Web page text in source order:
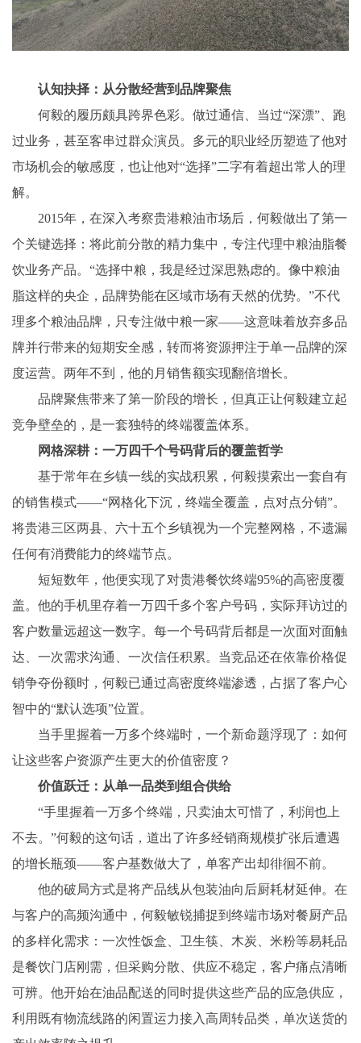
认知抉择：从分散经营到品牌聚焦
何毅的履历颇具跨界色彩。做过通信、当过“深漂”、跑
过业务，甚至客串过群众演员。多元的职业经历塑造了他对
市场机会的敏感度，也让他对“选择”二字有着超出常人的理
解。
2015年，在深入考察贵港粮油市场后，何毅做出了第一
个关键选择：将此前分散的精力集中，专注代理中粮油脂餐
饮业务产品。“选择中粮，我是经过深思熟虑的。像中粮油
脂这样的央企，品牌势能在区域市场有天然的优势。”不代
理多个粮油品牌，只专注做中粮一家——这意味着放弃多品
牌并行带来的短期安全感，转而将资源押注于单一品牌的深
度运营。两年不到，他的月销售额实现翻倍增长。
品牌聚焦带来了第一阶段的增长，但真正让何毅建立起
竞争壁垒的，是一套独特的终端覆盖体系。
网格深耕：一万四千个号码背后的覆盖哲学
基于常年在乡镇一线的实战积累，何毅摸索出一套自有
的销售模式——“网格化下沉，终端全覆盖，点对点分销”。
将贵港三区两县、六十五个乡镇视为一个完整网格，不遗漏
任何有消费能力的终端节点。
短短数年，他便实现了对贵港餐饮终端95%的高密度覆
盖。他的手机里存着一万四千多个客户号码，实际拜访过的
客户数量远超这一数字。每一个号码背后都是一次面对面触
达、一次需求沟通、一次信任积累。当竞品还在依靠价格促
销争夺份额时，何毅已通过高密度终端渗透，占据了客户心
智中的“默认选项”位置。
当手里握着一万多个终端时，一个新命题浮现了：如何
让这些客户资源产生更大的价值密度？
价值跃迁：从单一品类到组合供给
“手里握着一万多个终端，只卖油太可惜了，利润也上
不去。”何毅的这句话，道出了许多经销商规模扩张后遭遇
的增长瓶颈——客户基数做大了，单客产出却徘徊不前。
他的破局方式是将产品线从包装油向后厨耗材延伸。在
与客户的高频沟通中，何毅敏锐捕捉到终端市场对餐厨产品
的多样化需求：一次性饭盒、卫生筷、木炭、米粉等易耗品
是餐饮门店刚需，但采购分散、供应不稳定，客户痛点清晰
可辨。他开始在油品配送的同时提供这些产品的应急供应，
利用既有物流线路的闲置运力接入高周转品类，单次送货的